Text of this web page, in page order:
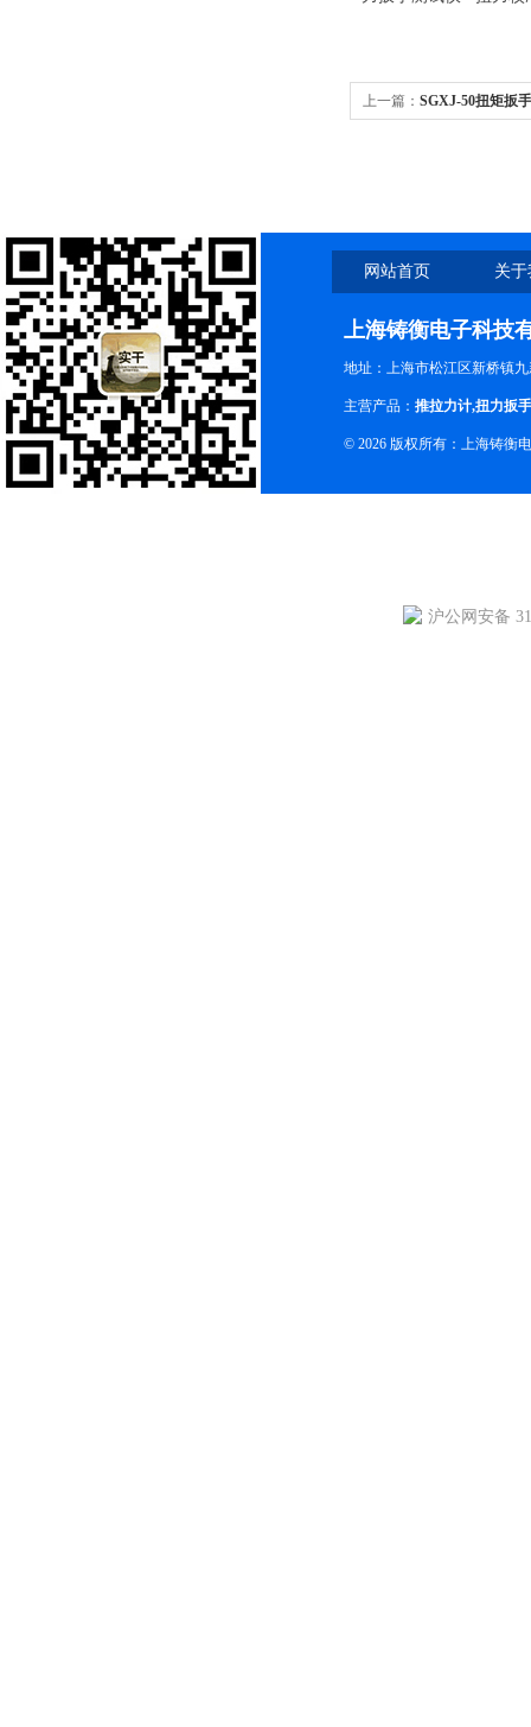
上一篇： SGXJ-50扭矩扳
网站首页 关
上海铸衡电子科技
地址：上海市松江区新桥镇
主营产品： 推拉力计,扭力扳手
© 2026 版权所有：上海铸衡
沪公网安备